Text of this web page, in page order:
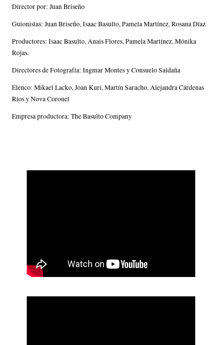
Director por: Juan Briseño
Guionistas: Juan Briseño, Isaac Basulto, Pamela Martínez, Rosana Díaz
Productores: Isaac Basulto, Anais Flores, Pamela Martínez, Mónika
Rojas.
Directores de Fotografía: Ingmar Montes y Consuelo Saldaña
Elenco: Mikael Lacko, Joan Kuri, Martín Saracho, Alejandra Cárdenas
Ríos y Nova Coronel
Empresa productora: The Basulto Company